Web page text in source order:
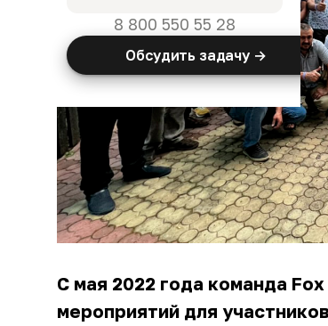
8 800 550 55 28
Обсудить задачу →
С мая 2022 года команда
мероприятий для